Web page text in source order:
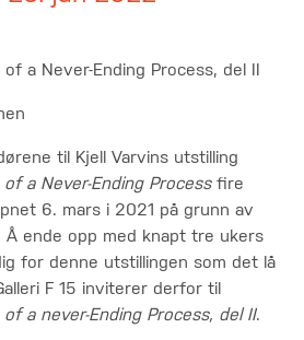
a Never-Ending Process, del
til Kjell Varvins utstilling
a Never-Ending Process fire
6. mars i 2021 på grunn av
Å ende opp med knapt tre ukers
for denne utstillingen som det lå
F 15 inviterer derfor til
a never-Ending Process, del II.